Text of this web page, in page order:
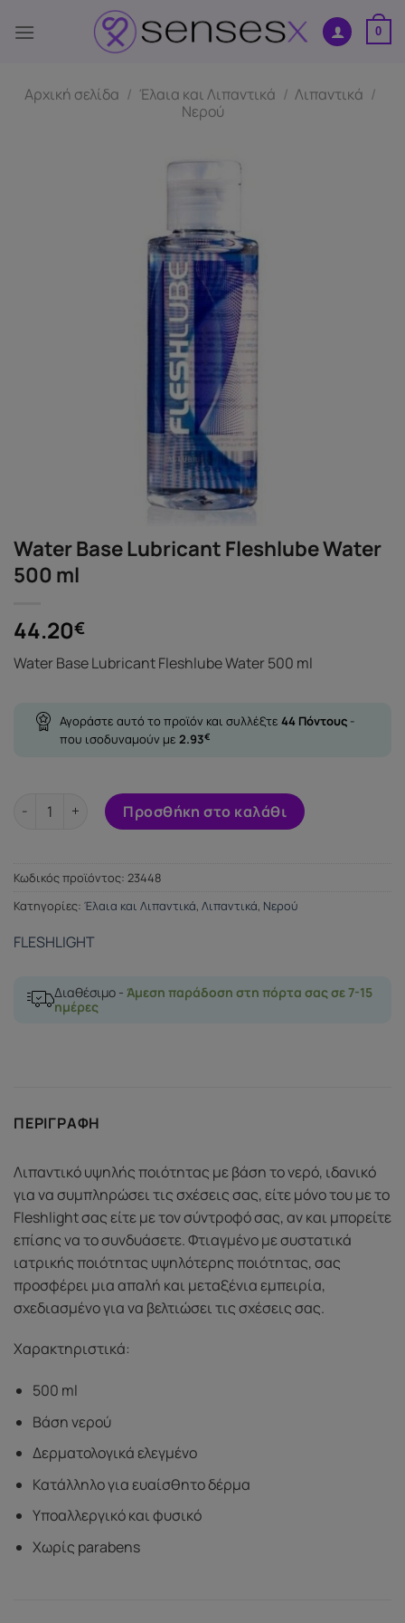
στο
0
Αρχική σελίδα / Έλαια και Λιπαντικά / Λιπαντικά /
Νερού
Water Base Lubricant Fleshlube Water
500 ml
44.20€
Water Base Lubricant Fleshlube Water 500 ml
Αγοράστε αυτό το προϊόν και συλλέξτε 44 Πόντους -
που ισοδυναμούν με 2.93€
Water Base Lubricant Fleshlube Water 500 ml ποσότητα
Προσθήκη στο καλάθι
Κωδικός προϊόντος: 23448
Κατηγορίες: Έλαια και Λιπαντικά, Λιπαντικά, Νερού
FLESHLIGHT
Διαθέσιμο - Άμεση παράδοση στη πόρτα σας σε 7-15
ημέρες
ΠΕΡΙΓΡΑΦΉ
Λιπαντικό υψηλής ποιότητας με βάση το νερό, ιδανικό
για να συμπληρώσει τις σχέσεις σας, είτε μόνο του με το
Fleshlight σας είτε με τον σύντροφό σας, αν και μπορείτε
επίσης να το συνδυάσετε. Φτιαγμένο με συστατικά
ιατρικής ποιότητας υψηλότερης ποιότητας, σας
προσφέρει μια απαλή και μεταξένια εμπειρία,
σχεδιασμένο για να βελτιώσει τις σχέσεις σας.
Χαρακτηριστικά:
500 ml
Βάση νερού
Δερματολογικά ελεγμένο
Κατάλληλο για ευαίσθητο δέρμα
Υποαλλεργικό και φυσικό
Χωρίς parabens